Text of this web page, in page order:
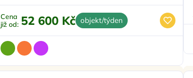
Cena
již od: 52 600 Kč objekt/týden